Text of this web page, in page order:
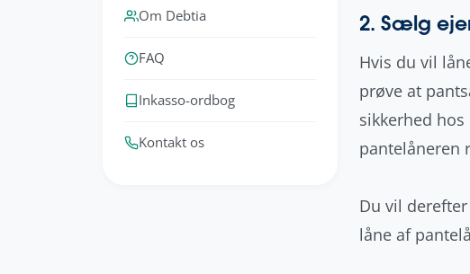
Om Debtia
FAQ
Inkasso-ordbog
Kontakt os
2. Sælg
Hvis du vil
prøve at
sikkerhed
pantelåneren
Du vil
låne af